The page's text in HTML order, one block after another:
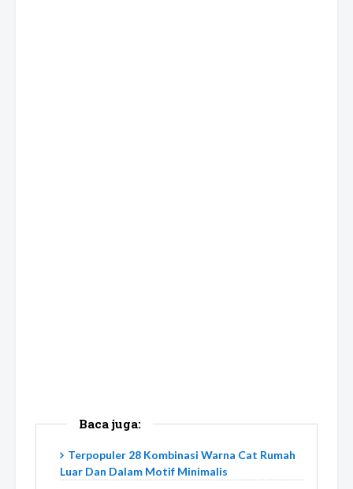
Baca juga:
Terpopuler 28 Kombinasi Warna Cat Rumah
Luar Dan Dalam Motif Minimalis